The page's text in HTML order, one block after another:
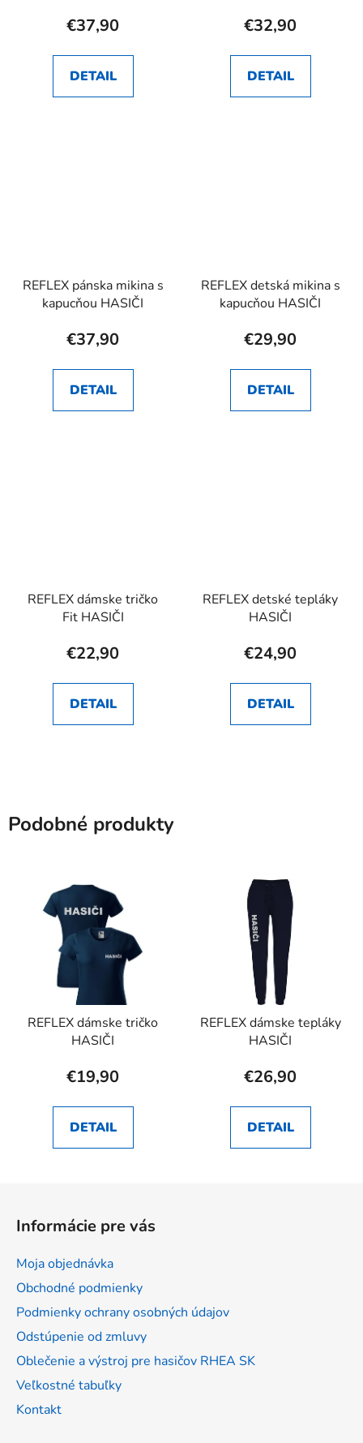
€37,90
DETAIL
€32,90
DETAIL
REFLEX pánska mikina s
kapucňou HASIČI
€37,90
DETAIL
REFLEX detská mikina s
kapucňou HASIČI
€29,90
DETAIL
REFLEX dámske tričko
Fit HASIČI
€22,90
DETAIL
REFLEX detské tepláky
HASIČI
€24,90
DETAIL
Podobné produkty
REFLEX dámske tričko
HASIČI
€19,90
DETAIL
REFLEX dámske tepláky
HASIČI
€26,90
DETAIL
Informácie pre vás
Moja objednávka
Obchodné podmienky
Podmienky ochrany osobných údajov
Odstúpenie od zmluvy
Oblečenie a výstroj pre hasičov RHEA SK
Veľkostné tabuľky
Kontakt